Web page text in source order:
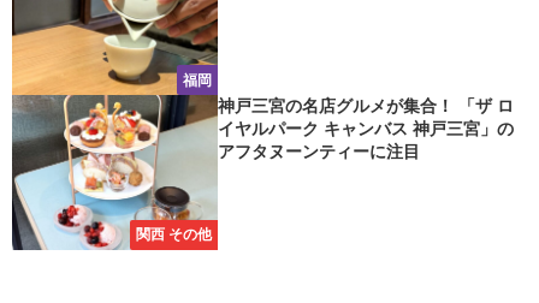
福岡
関西 その他
神戸三宮の名店グルメが集合！ 「ザ ロ
イヤルパーク キャンバス 神戸三宮」の
アフタヌーンティーに注目